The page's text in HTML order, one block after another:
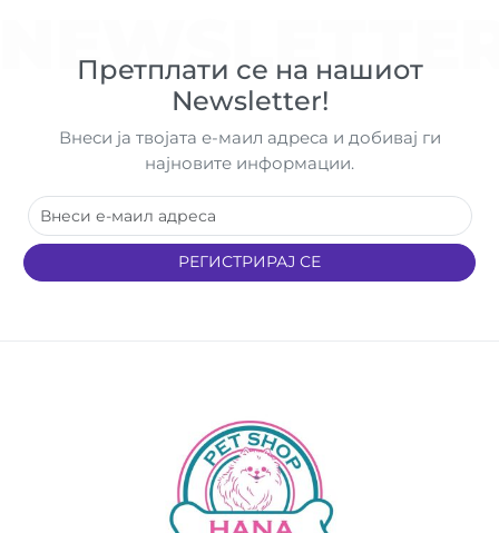
Претплати се на нашиот
Newsletter!
Внеси ја твојата е-маил адреса и добивај ги
најновите информации.
РЕГИСТРИРАЈ СЕ